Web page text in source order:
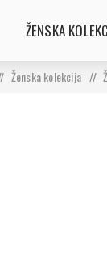
ŽENSKA
/ Ženska kolekcija /